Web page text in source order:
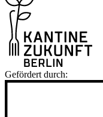
Gefördert durch: